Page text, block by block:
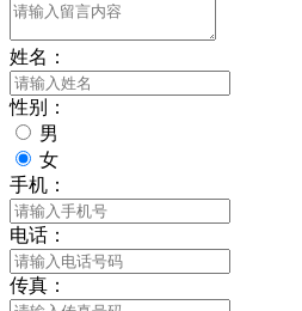
姓名：
性别：
男
女
手机：
电话：
传真：